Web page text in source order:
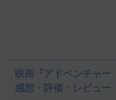
映画『アドベンチャー
感想・評価・レビュー